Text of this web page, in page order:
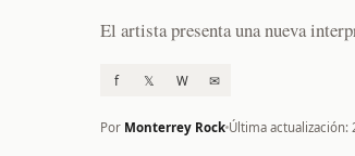
El artista presenta una nueva
f 𝕏 W ✉
Por Monterrey Rock Última